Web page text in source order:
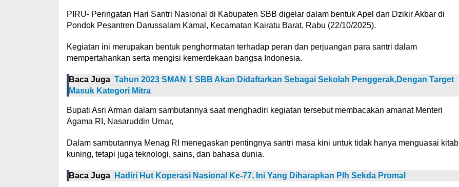
PIRU- Peringatan Hari Santri Nasional di Kabupaten SBB digelar dalam bentuk Apel dan Dzikir Akbar di
Pondok Pesantren Darussalam Kamal, Kecamatan Kairatu Barat, Rabu (22/10/2025).
Kegiatan ini merupakan bentuk penghormatan terhadap peran dan perjuangan para santri dalam
mempertahankan serta mengisi kemerdekaan bangsa Indonesia.
Baca Juga Tahun 2023 SMAN 1 SBB Akan Didaftarkan Sebagai Sekolah Penggerak,Dengan Target
Masuk Kategori Mitra
Bupati Asri Arman dalam sambutannya saat menghadiri kegiatan tersebut membacakan amanat Menteri
Agama RI, Nasaruddin Umar,
Dalam sambutannya Menag RI menegaskan pentingnya santri masa kini untuk tidak hanya menguasai kitab
kuning, tetapi juga teknologi, sains, dan bahasa dunia.
Baca Juga Hadiri Hut Koperasi Nasional Ke-77, Ini Yang Diharapkan Plh Sekda Promal